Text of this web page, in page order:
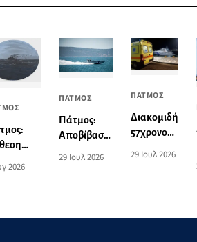
Norman
2026
ΠΑΤΜΟΣ
Πάτμος:
Αποβίβαση
29 Ιουλ 2026
ΠΑΤΜΟΣ
Διακομιδή
57χρονου
29 Ιουλ 2026